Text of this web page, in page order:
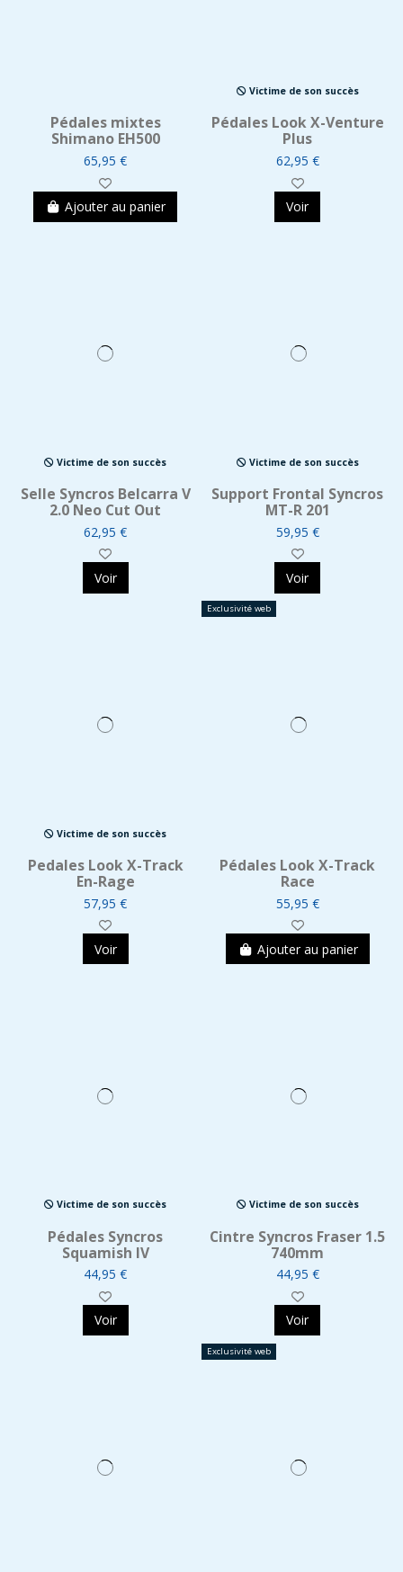
Pédales mixtes
Shimano EH500
65,95 €
Ajouter au panier
Victime de son succès
Pédales Look X-Venture
Plus
62,95 €
Voir
Victime de son succès
Selle Syncros Belcarra V
2.0 Neo Cut Out
62,95 €
Voir
Victime de son succès
Support Frontal Syncros
MT-R 201
59,95 €
Voir
Victime de son succès
Pedales Look X-Track
En-Rage
57,95 €
Voir
Exclusivité web
Pédales Look X-Track
Race
55,95 €
Ajouter au panier
Victime de son succès
Pédales Syncros
Squamish IV
44,95 €
Voir
Victime de son succès
Cintre Syncros Fraser 1.5
740mm
44,95 €
Voir
Exclusivité web